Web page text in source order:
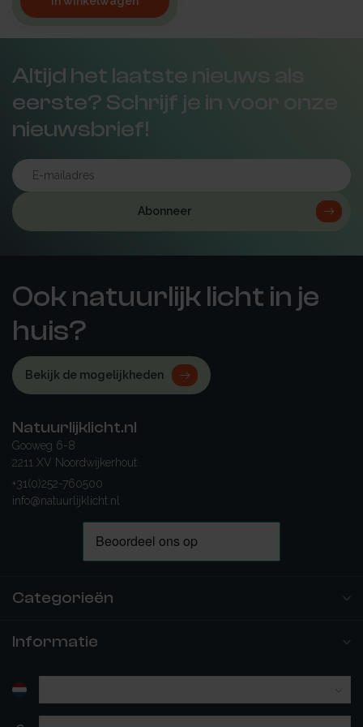
Altijd het laatste nieuws als
eerste? Schrijf je in voor onze
nieuwsbrief!
Abonneer
Ook natuurlijk licht in je
huis?
Bekijk de mogelijkheden
Natuurlijklicht.nl
Gooweg 6-8
2211 XV Noordwijkerhout
+31(0)252-760500
info@natuurlijklicht.nl
Categorieën
Informatie